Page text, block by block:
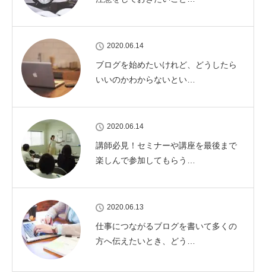
2020.06.14
ブログを始めたいけれど、どうしたら
いいのかわからないとい…
2020.06.14
講師必見！セミナーや講座を最後まで
楽しんで参加してもらう…
2020.06.13
仕事につながるブログを書いて多くの
方へ伝えたいとき、どう…